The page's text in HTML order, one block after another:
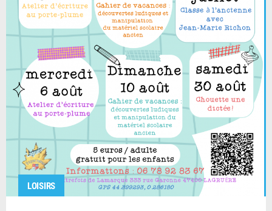
LOISIRS